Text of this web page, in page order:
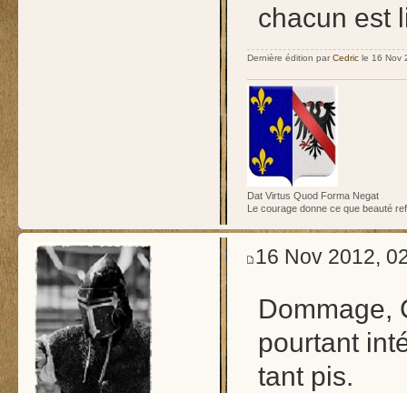
chacun est
Dernière édition par Cedric le 16 Nov
Dat Virtus Quod Forma Negat
Le courage donne ce que beauté
16 Nov 2012,
Dommage,
pourtant
tant pis.